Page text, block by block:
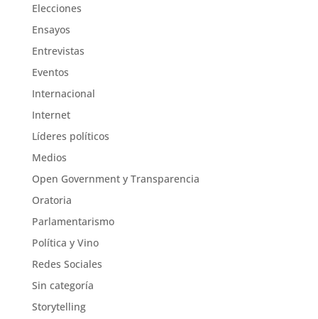
Elecciones
Ensayos
Entrevistas
Eventos
Internacional
Internet
Líderes políticos
Medios
Open Government y Transparencia
Oratoria
Parlamentarismo
Política y Vino
Redes Sociales
Sin categoría
Storytelling